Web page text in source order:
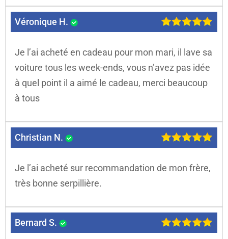
Véronique H.
Je l’ai acheté en cadeau pour mon mari, il lave sa
voiture tous les week-ends, vous n’avez pas idée
à quel point il a aimé le cadeau, merci beaucoup
à tous
Christian N.
Je l’ai acheté sur recommandation de mon frère,
très bonne serpillière.
Bernard S.